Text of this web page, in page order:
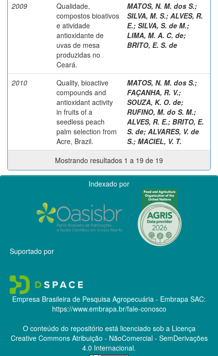
2009
Qualidade,
compostos bioativos
e atividade
antioxidante de
uvas de mesa
produzidas no
Ceará.
MATOS, N. M. dos S.;
SILVA, M. S.; ALVES, R.
E.; SILVA, S. de M.;
LIMA, M. A. C. de;
BRITO, E. S. de
2010
Quality, bioactive
compounds and
antioxidant activity
in fruits of a
seedless peach
palm selection from
Acre, Brazil.
MATOS, N. M. dos S.;
FAÇANHA, R. V.;
SOUZA, K. O. de;
RUFINO, M. do S. M.;
ALVES, R. E.; BRITO, E.
S. de; ALVARES, V. de
S.; MACIEL, V. T.
Mostrando resultados 1 a 19 de 19
Indexado por
Suportado por
Empresa Brasileira de Pesquisa Agropecuária - Embrapa SAC:
https://www.embrapa.br/fale-conosco
O conteúdo do repositório está licenciado sob a Licença
Creative CommonsAtribuição - NãoComercial - SemDerivações
4.0 Internacional.